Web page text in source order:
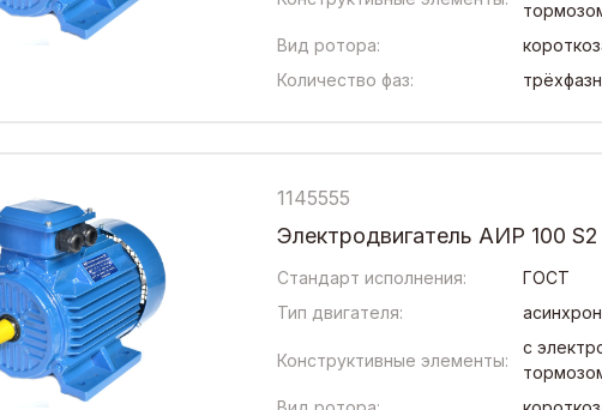
Вид ротора:
Количество фаз:
1145555
Электродвигатель АИР 100 S2
Стандарт исполнения:
ГОСТ
Тип двигателя:
Конструктивные элементы:
с